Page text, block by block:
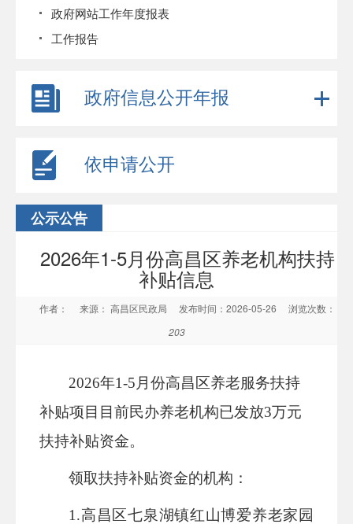
政府网站工作年度报表
工作报告
政府信息公开年报
依申请公开
公示公告
2026年1-5月份高昌区养老机构扶持
补贴信息
作者： 来源： 高昌区民政局 发布时间：2026-05-26
浏览次数：
203
2026年1-5月份高昌区养老服务扶持
补贴项目目前民办养老机构已发放3万元
扶持补贴资金。
领取扶持补贴资金的机构 ：
1.高昌区七泉湖镇红山博爱养老家园